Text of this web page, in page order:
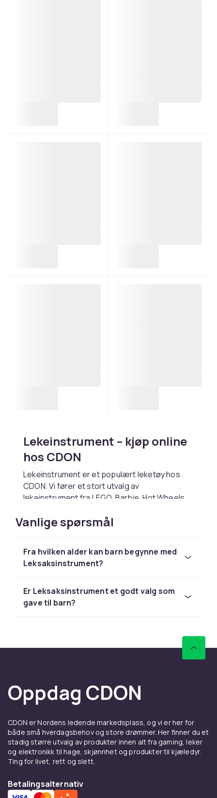
Lekeinstrument – kjøp online
hos CDON
Lekeinstrument er et populært leketøy hos
CDON. Vi fører et stort utvalg av
lekeinstrument fra LEGO, Barbie, Hot Wheels,
priser.
og interesser. Hos CDON handler du trygt med
rask levering og enkel retur.
Hos CDON finner du lekeinstrument fra LEGO,
Barbie og Schleich til konkurransedyktige
priser med rask levering og enkel retur.
Sammenlign produkter og les
kundeanmeldelser for å finne beste leketøy. Vi
har et stort sortiment til alle budsjetter.
Hos CDON finner du lekeinstrument fra LEGO,
Barbie og Schleich til konkurransedyktige
Sammenlign produkter og les
Vanlige spørsmål
Fra hvilken alder kan barn begynne med
Leksaksinstrument?
Er Leksaksinstrument et godt valg som
gave til barn?
Oppdag CDON
CDON er Nordens ledende markedsplass, og vi er her for
både små hverdagsbehov og store drømmer. Her finner du et
stadig større utvalg av produkter innen alt fra gaming, leker
og elektronikk til hage, skjønnhet og produkter til kjæledyr.
Ting for livet, rett og slett.
Betalingsalternativ